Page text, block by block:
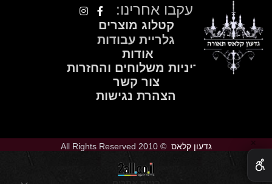
עקבו אחרינו:
קטלוג מוצרים
גלריית עבודות
אודות
מדיניות משלוחים והחזרות
צור קשר
הצהרת נגישות
גדעון קלאס© 2010 All Rights Reserved